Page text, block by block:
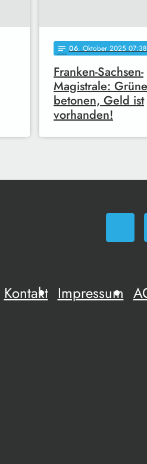
notes 06. Oktober 2025 07:38
Franken-Sachsen-
Magistrale: Grüne
betonen, Geld ist
vorhanden!
Kontakt Impressum